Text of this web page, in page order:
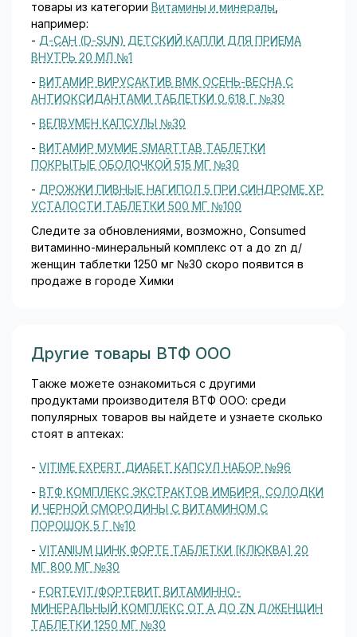
товары из категории Витамины и минералы
например:
- Д-САН (D-SUN) ДЕТСКИЙ КАПЛИ ДЛЯ ПРИЕМА
ВНУТРЬ 20 МЛ №1
- ВИТАМИР ВИРУСАКТИВ ВМК ОСЕНЬ-ВЕСНА С
АНТИОКСИДАНТАМИ ТАБЛЕТКИ 0,618 Г №30
- ВЕЛВУМЕН КАПСУЛЫ №30
- ВИТАМИР МУМИЕ SMARTTAB ТАБЛЕТКИ
ПОКРЫТЫЕ ОБОЛОЧКОЙ 515 МГ №30
- ДРОЖЖИ ПИВНЫЕ НАГИПОЛ 5 ПРИ СИНДРОМЕ ХР
УСТАЛОСТИ ТАБЛЕТКИ 500 МГ №100
Следите за обновлениями, возможно, Consumed
витаминно-минеральный комплекс от a до zn д/
женщин таблетки 1250 мг №30 скоро появится в
продаже в городе Химки
Другие товары ВТФ ООО
Также можете ознакомиться с другими
продуктами производителя ВТФ ООО: среди
популярных товаров вы найдете и узнаете сколько
стоят в аптеках:
- VITIME EXPERT ДИАБЕТ КАПСУЛ НАБОР №96
- ВТФ КОМПЛЕКС ЭКСТРАКТОВ ИМБИРЯ, СОЛОДКИ
И ЧЕРНОЙ СМОРОДИНЫ С ВИТАМИНОМ С
ПОРОШОК 5 Г №10
- VITANIUM ЦИНК ФОРТЕ ТАБЛЕТКИ [КЛЮКВА] 20
МГ 800 МГ №30
- FORTEVIT/ФОРТЕВИТ ВИТАМИННО-
МИНЕРАЛЬНЫЙ КОМПЛЕКС ОТ A ДО ZN Д/ЖЕНЩИН
ТАБЛЕТКИ 1250 МГ №30